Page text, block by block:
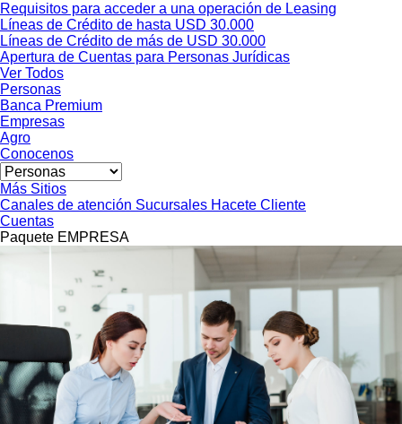
Requisitos para acceder a una operación de Leasing
Líneas de Crédito de hasta USD 30.000
Líneas de Crédito de más de USD 30.000
Apertura de Cuentas para Personas Jurídicas
Ver Todos
Personas
Banca Premium
Empresas
Agro
Conocenos
Más Sitios
Canales de atención Sucursales Hacete Cliente
Cuentas
Paquete EMPRESA